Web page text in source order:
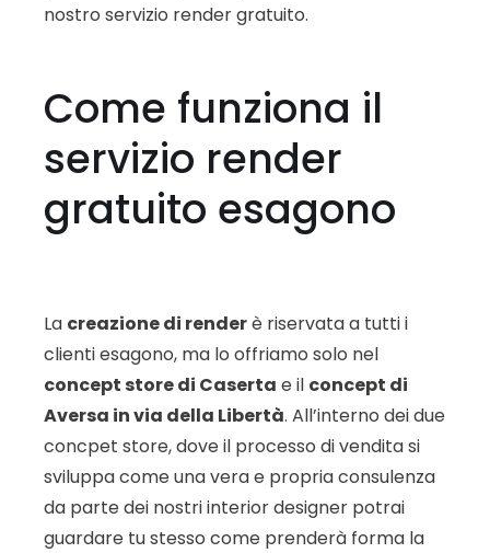
nostro servizio render gratuito.
Come funziona il
servizio render
gratuito esagono
La creazione di renderè riservata a tutti i
clienti esagono, ma lo offriamo solo nel
concept store di Caserta e il concept di
Aversa in via della Libertà. All’interno dei due
concpet store, dove il processo di vendita si
sviluppa come una vera e propria consulenza
da parte dei nostri interior designer potrai
guardare tu stesso come prenderà forma la